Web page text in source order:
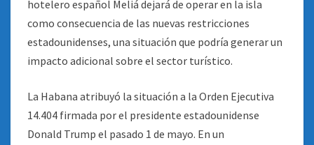
hotelero español Meliá dejará de operar en la isla
como consecuencia de las nuevas restricciones
estadounidenses, una situación que podría generar un
impacto adicional sobre el sector turístico.
La Habana atribuyó la situación a la Orden Ejecutiva
14.404 firmada por el presidente estadounidense
Donald Trump el pasado 1 de mayo. En un